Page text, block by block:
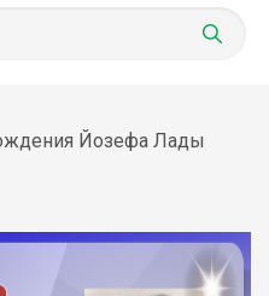
Йозефа Лады